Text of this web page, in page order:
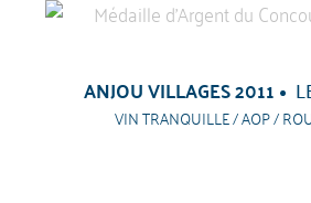
ANJOU VILLAGES 2011
VIN TRANQUILLE / AOP /